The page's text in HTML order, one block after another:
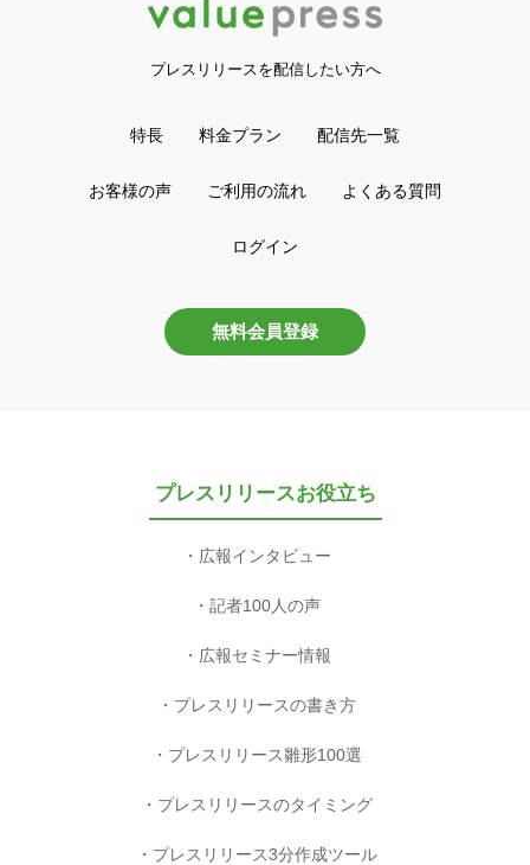
プレスリリースを配信したい方へ
特長 料金プラン 配信先一覧
お客様の声 ご利用の流れ よくある質問
ログイン
無料会員登録
プレスリリースお役立ち
広報インタビュー
記者100人の声
広報セミナー情報
プレスリリースの書き方
プレスリリース雛形100選
プレスリリースのタイミング
プレスリリース3分作成ツール